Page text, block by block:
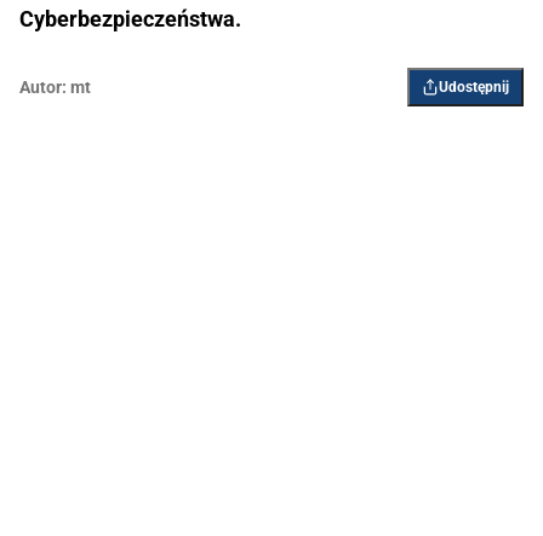
Cyberbezpieczeństwa.
Autor: mt Udostępnij